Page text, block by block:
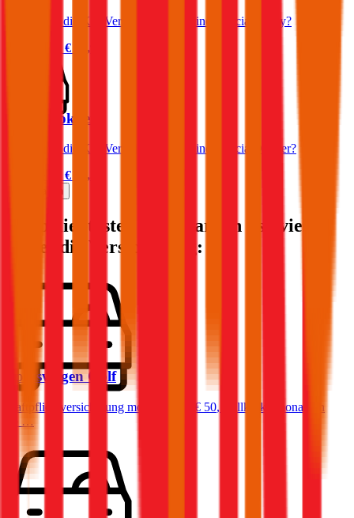
Was kostet die Kfz-Versicherung für einen Dacia Lodgy?
€ 54,91
Dacia Dokker
Was kostet die Kfz-Versicherung für einen Dacia Dokker?
€ 45,30
Die beliebtesten Automarken - so viel
kostet die Versicherung:
Volkswagen Golf
Haftpflichtversicherung monatlich ab € 50,
Vollkasko monatlich
ab …